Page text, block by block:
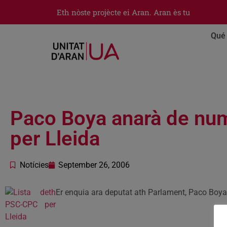
Eth nòste projècte ei Aran. Aran ès tu
Paco Boya anarà de
per Lleida
Notícies September 26, 2006
Er enquia ara deputat ath Parlament, Paco